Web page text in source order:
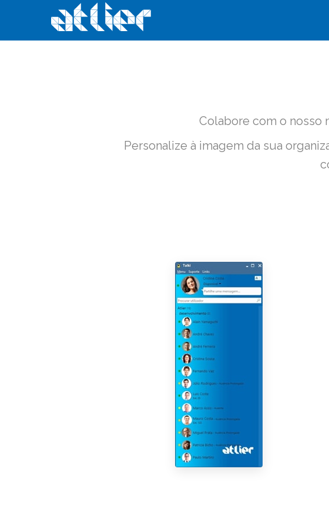
Colabore com o nosso
Personalize à imagem da sua